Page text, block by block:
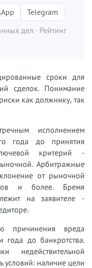
Telegram
дел · Рейтинг
сроки для
сделок. Понимание
как должнику, так
исполнением
года до принятия
критерий -
Арбитражные
от рыночной
и более. Бремя
на заявителе -
причинения вреда
года до банкротства.
недействительной
условий: наличие цели